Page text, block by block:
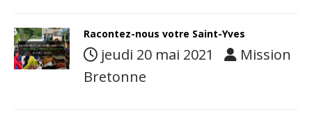
Racontez-nous votre Saint-Yves
jeudi 20 mai 2021
Mission
Bretonne